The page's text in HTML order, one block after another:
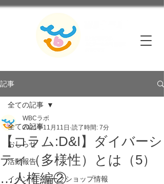
記事
全ての記事
おしらせ
活動報告
イベント・ワークショップ情報
全ての記事
【コラム:D&I】ダイバーシ
ティ（多様性）とは（5）
…人権編②
WBCラボ
2021年11月11日 読了時間: 7分